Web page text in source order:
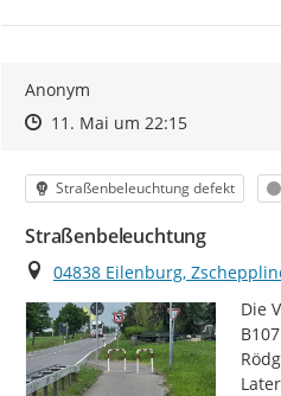
Anonym
Zeitpunkt des Erstellens
Zeitpunkt des Erstellens
11. Mai um 22:15Zur
Kategorie
Straßenbeleuchtung defekt
Straßenbeleuchtung
Ort
04838 Eilenburg,
Die